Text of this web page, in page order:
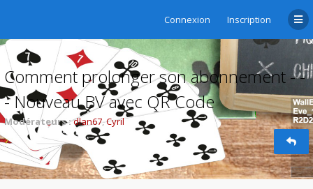
Connexion Inscription
Comment prolonger son abonnement - -
- Nouveau BV avec QR Code
Modérateurs :dlan67,Cyril